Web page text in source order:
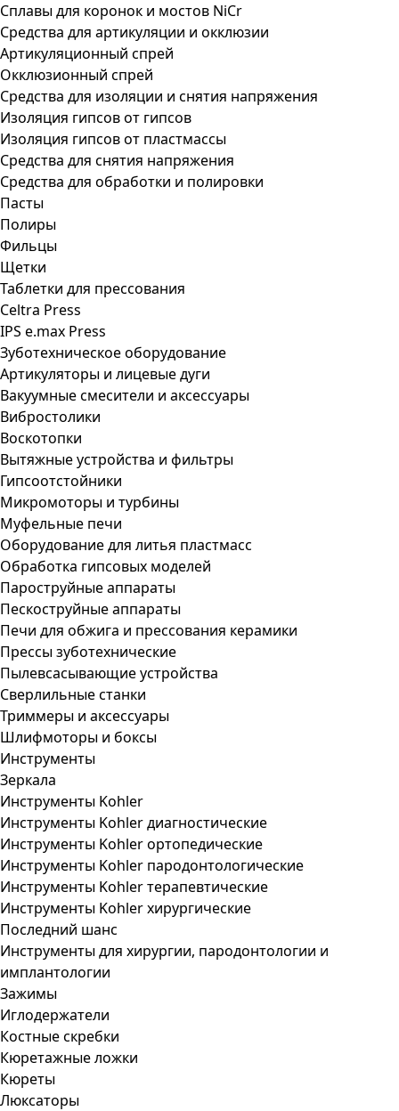
Сплавы для коронок и мостов NiCr
Средства для артикуляции и окклюзии
Артикуляционный спрей
Окклюзионный спрей
Средства для изоляции и снятия напряжения
Изоляция гипсов от гипсов
Изоляция гипсов от пластмассы
Средства для снятия напряжения
Средства для обработки и полировки
Пасты
Полиры
Фильцы
Щетки
Таблетки для прессования
Celtra Press
IPS e.max Press
Зуботехническое оборудование
Артикуляторы и лицевые дуги
Вакуумные смесители и аксессуары
Вибростолики
Воскотопки
Вытяжные устройства и фильтры
Гипсоотстойники
Микромоторы и турбины
Муфельные печи
Оборудование для литья пластмасс
Обработка гипсовых моделей
Пароструйные аппараты
Пескоструйные аппараты
Печи для обжига и прессования керамики
Прессы зуботехнические
Пылевсасывающие устройства
Сверлильные станки
Триммеры и аксессуары
Шлифмоторы и боксы
Инструменты
Зеркала
Инструменты Kohler
Инструменты Kohler диагностические
Инструменты Kohler ортопедические
Инструменты Kohler пародонтологические
Инструменты Kohler терапевтические
Инструменты Kohler хирургические
Последний шанс
Инструменты для хирургии, пародонтологии и
имплантологии
Зажимы
Иглодержатели
Костные скребки
Кюретажные ложки
Кюреты
Люксаторы